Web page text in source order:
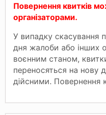
Повернення квитків
організаторами.
У випадку скасування
дня жалоби або інших
воєнним станом,
переносяться на нову
дійсними. Повернення